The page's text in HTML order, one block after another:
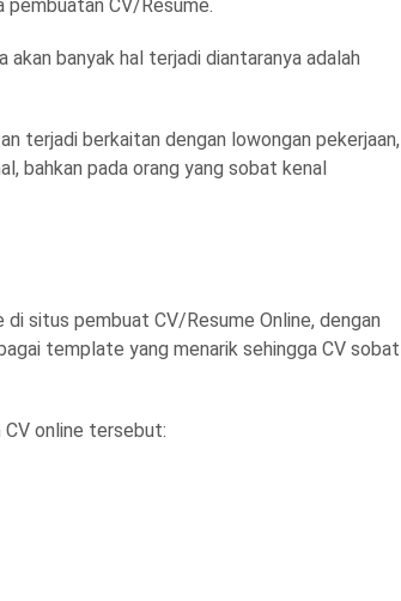
pembuatan CV/Resume.
banyak hal terjadi diantaranya adalah
terjadi berkaitan dengan lowongan pekerjaan,
bahkan pada orang yang sobat kenal
situs pembuat CV/Resume Online, dengan
template yang menarik sehingga CV sobat
CV online tersebut: